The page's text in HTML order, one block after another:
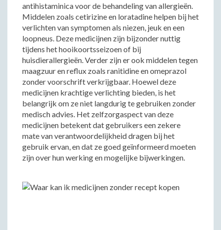
antihistaminica voor de behandeling van allergieën.
Middelen zoals cetirizine en loratadine helpen bij het
verlichten van symptomen als niezen, jeuk en een
loopneus. Deze medicijnen zijn bijzonder nuttig
tijdens het hooikoortsseizoen of bij
huisdierallergieën. Verder zijn er ook middelen tegen
maagzuur en reflux zoals ranitidine en omeprazol
zonder voorschrift verkrijgbaar. Hoewel deze
medicijnen krachtige verlichting bieden, is het
belangrijk om ze niet langdurig te gebruiken zonder
medisch advies. Het zelfzorgaspect van deze
medicijnen betekent dat gebruikers een zekere
mate van verantwoordelijkheid dragen bij het
gebruik ervan, en dat ze goed geïnformeerd moeten
zijn over hun werking en mogelijke bijwerkingen.